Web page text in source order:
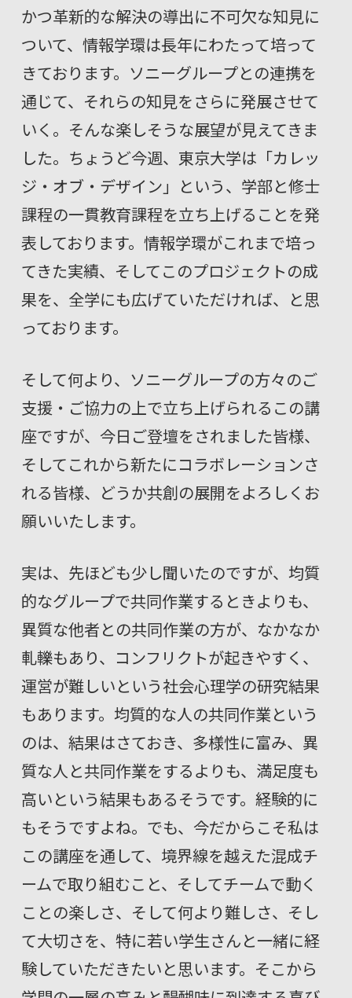
かつ革新的な解決の導出に不可欠な知見に
ついて、情報学環は長年にわたって培って
きております。ソニーグループとの連携を
通じて、それらの知見をさらに発展させて
いく。そんな楽しそうな展望が見えてきま
した。ちょうど今週、東京大学は「カレッ
ジ・オブ・デザイン」という、学部と修士
課程の一貫教育課程を立ち上げることを発
表しております。情報学環がこれまで培っ
てきた実績、そしてこのプロジェクトの成
果を、全学にも広げていただければ、と思
っております。
そして何より、ソニーグループの方々のご
支援・ご協力の上で立ち上げられるこの講
座ですが、今日ご登壇をされました皆様、
そしてこれから新たにコラボレーションさ
れる皆様、どうか共創の展開をよろしくお
願いいたします。
実は、先ほども少し聞いたのですが、均質
的なグループで共同作業するときよりも、
異質な他者との共同作業の方が、なかなか
軋轢もあり、コンフリクトが起きやすく、
運営が難しいという社会心理学の研究結果
もあります。均質的な人の共同作業という
のは、結果はさておき、多様性に富み、異
質な人と共同作業をするよりも、満足度も
高いという結果もあるそうです。経験的に
もそうですよね。でも、今だからこそ私は
この講座を通して、境界線を越えた混成チ
ームで取り組むこと、そしてチームで動く
ことの楽しさ、そして何より難しさ、そし
て大切さを、特に若い学生さんと一緒に経
験していただきたいと思います。そこから